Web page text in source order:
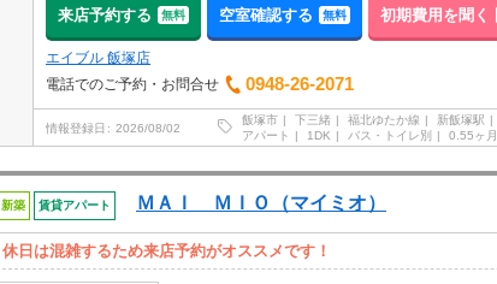
来店予約する 無料 空室確認する 無料 初期費用を聞く
エイブル 飯塚店
電話でのご予約・お問合せ
0948-26-2071
情報登録日 2026/08/02
飯塚市 下三緒 福北ゆたか線 新飯塚駅
アパート
1DK バス・トイレ別 0.55ヶ月
新築 賃貸アパート ＭＡＩ ＭＩＯ（マイミオ）
休日は混雑するため来店予約がオススメです！